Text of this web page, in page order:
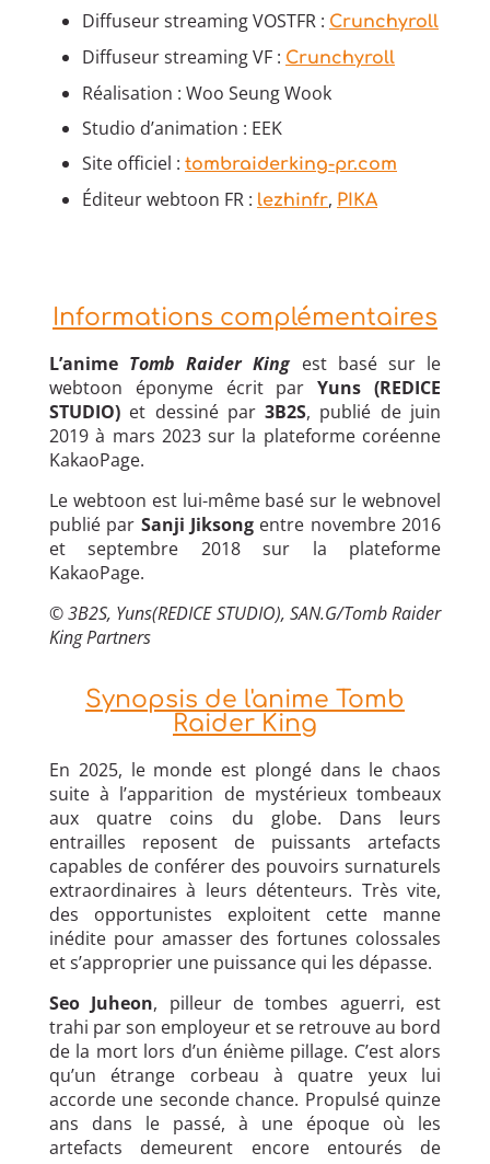
Diffuseur streaming VOSTFR : Crunchyroll
Diffuseur streaming VF : Crunchyroll
Réalisation : Woo Seung Wook
Studio d’animation : EEK
Site officiel : tombraiderking-pr.com
Éditeur webtoon FR : lezhinfr, PIKA
Informations complémentaires
L’anime Tomb Raider Kingest basé sur le
webtoon éponyme écrit parYuns (REDICE
STUDIO) et dessiné par3B2S, publié de juin
2019 à mars 2023 sur la plateforme coréenne
KakaoPage.
Le webtoon est lui-même basé sur le webnovel
publié par Sanji Jiksong entre novembre 2016
et septembre 2018 sur la plateforme
KakaoPage.
© 3B2S, Yuns(REDICE STUDIO), SAN.G/Tomb Raider
King Partners
Synopsis de l'anime Tomb
Raider King
En 2025, le monde est plongé dans le chaos
suite à l’apparition de mystérieux tombeaux
aux quatre coins du globe. Dans leurs
entrailles reposent de puissants artefacts
capables de conférer des pouvoirs surnaturels
extraordinaires à leurs détenteurs. Très vite,
des opportunistes exploitent cette manne
inédite pour amasser des fortunes colossales
et s’approprier une puissance qui les dépasse.
Seo Juheon, pilleur de tombes aguerri, est
trahi par son employeur et se retrouve au bord
de la mort lors d’un énième pillage. C’est alors
qu’un étrange corbeau à quatre yeux lui
accorde une seconde chance. Propulsé quinze
ans dans le passé, à une époque où les
artefacts demeurent encore entourés de